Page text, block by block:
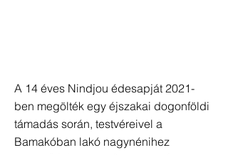
A 14 éves Nindjou édesapját 2021-
ben megölték egy éjszakai dogonföldi
támadás során, testvéreivel a
Bamakóban lakó nagynénihez